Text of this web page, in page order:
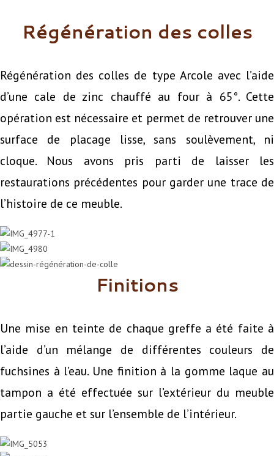
Régénération des colles
Régénération des colles de type Arcole avec l’aide
d’une cale de zinc chauffé au four à 65°. Cette
opération est nécessaire et permet de retrouver une
surface de placage lisse, sans soulèvement, ni
cloque. Nous avons pris parti de laisser les
restaurations précédentes pour garder une trace de
l’histoire de ce meuble.
Finitions
Une mise en teinte de chaque greffe a été faite à
l’aide d’un mélange de différentes couleurs de
fuchsines à l’eau. Une finition à la gomme laque au
tampon a été effectuée sur l’extérieur du meuble
partie gauche et sur l’ensemble de l’intérieur.